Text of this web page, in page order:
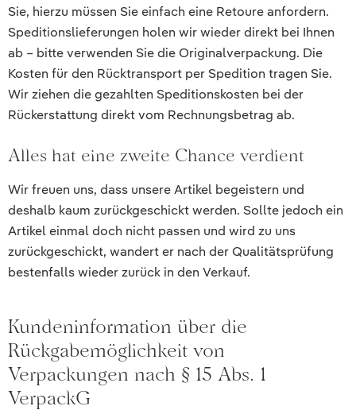
Sie, hierzu müssen Sie einfach eine Retoure anfordern.
Speditionslieferungen holen wir wieder direkt bei Ihnen
ab – bitte verwenden Sie die Originalverpackung. Die
Kosten für den Rücktransport per Spedition tragen Sie.
Wir ziehen die gezahlten Speditionskosten bei der
Rückerstattung direkt vom Rechnungsbetrag ab.
Alles hat eine zweite Chance verdient
Wir freuen uns, dass unsere Artikel begeistern und
deshalb kaum zurückgeschickt werden. Sollte jedoch ein
Artikel einmal doch nicht passen und wird zu uns
zurückgeschickt, wandert er nach der Qualitätsprüfung
bestenfalls wieder zurück in den Verkauf.
Kundeninformation über die
Rückgabemöglichkeit von
Verpackungen nach § 15 Abs. 1
VerpackG